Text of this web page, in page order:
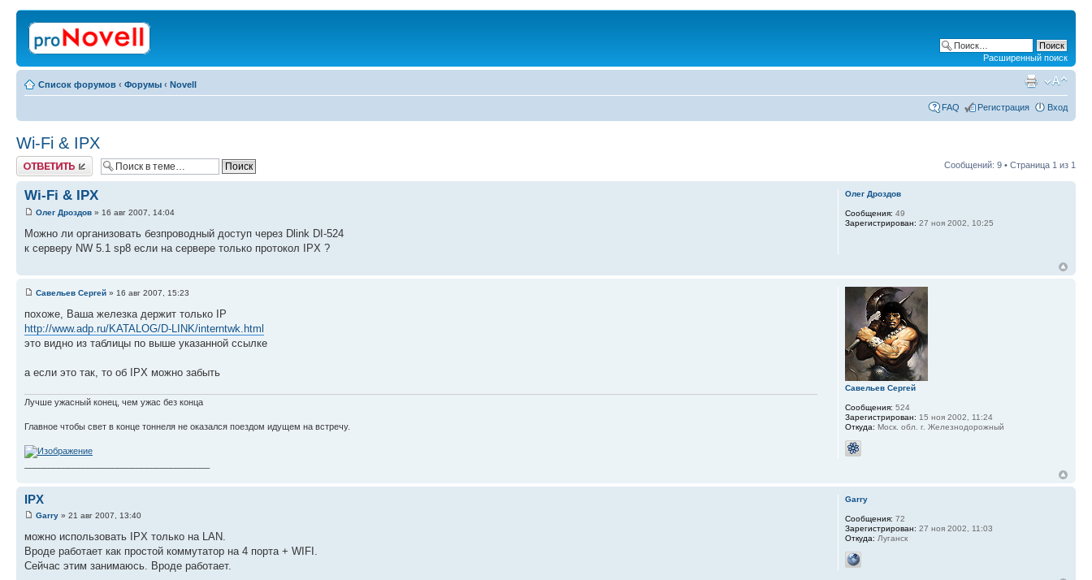
Расширенный поиск
Список форумов ‹ Форумы ‹ Novell
FAQ Регистрация Вход
Wi-Fi & IPX
Ответить Сообщений: 9 • Страница 1 из 1
Wi-Fi & IPX
Олег Дроздов » 16 авг 2007, 14:04
Можно ли организовать безпроводный доступ через Dlink DI-524
к серверу NW 5.1 sp8 если на сервере только протокол IPX ?
Олег Дроздов
Сообщения: 49
Зарегистрирован: 27 ноя 2002, 10:25
Савельев Сергей » 16 авг 2007, 15:23
похоже, Ваша железка держит только IP
http://www.adp.ru/KATALOG/D-LINK/interntwk.html
это видно из таблицы по выше указанной ссылке
а если это так, то об IPX можно забыть
Лучше ужасный конец, чем ужас без конца
Главное чтобы свет в конце тоннеля не оказался поездом идущем на встречу.
Савельев Сергей
Сообщения: 524
Зарегистрирован: 15 ноя 2002, 11:24
Откуда: Моск. обл. г. Железнодорожный
IPX
Garry » 21 авг 2007, 13:40
можно использовать IPX только на LAN.
Вроде работает как простой коммутатор на 4 порта + WIFI.
Сейчас этим занимаюсь. Вроде работает.
Garry
Сообщения: 72
Зарегистрирован: 27 ноя 2002, 11:03
Откуда: Луганск